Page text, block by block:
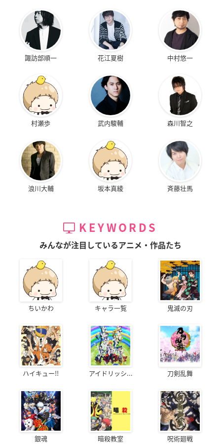
諏訪部順一 花江夏樹 中村悠一
村瀬歩 武内駿輔 森川智之
浪川大輔 坂本真綾 斉藤壮馬
KEYWORDS
みんなが注目しているアニメ・作品たち
ちいかわ キャラ一覧 鬼滅の刃
ハイキュー!! アイドリッシ... 刀剣乱舞
銀魂 暗殺教室 呪術廻戦